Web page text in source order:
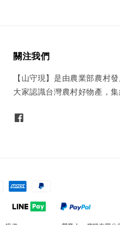
關注我們
【山守現】是由農業部農村
大家認識台灣農村好物產，